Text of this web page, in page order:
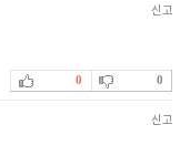
신고
0 0
신고